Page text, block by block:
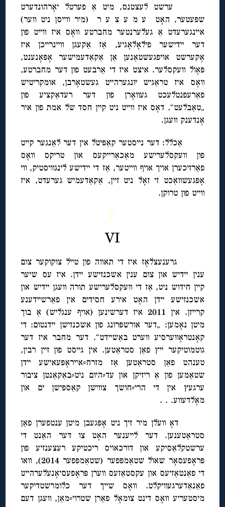
ערשט לעצטנס, מיט אַ פערטל יאָרהונדערט
שפּעטער, האָט ע מ ע צ ע ר (מיר ווייסן ניט ווער)
איינגערעדט אַ געלערנטער מחברטע וואָס איז ווייט פון
דער יידישער פילאָלאָגיע, אַז אַקעגן וויינרייכן איז
אָקערשט אויפגעשטאַנען אַן אַקאַדעמישער אָפּאָנענט,
פּאָול וועקסלער. איצט איז די אַרבעט פון דער מחברטע,
וואָס איז טראַגיש יונגערהייט געשטאָרבן, אומקריטיש
פאַרעפנטלעכט געוואָרן פון דער רעדאַקציע פון
„טאַבלעט“. דאָס איז ווייט ניט קיין חסד של אמת פון איר
אָנדענק וועגן.
אַכלל: דער נייסטער קאַפּיטל אין דער לאַנגער קייט
פון וועקסלערישע מאַכאַרייקעס און טריקס וואָס
פאַרזיכערן אויך אויף ווייטער, אַז די יידישע לינגוויסטיק, ווי
אָפּגעשוואַכט זי זאָל ניט זיין, אַקאַדעמיש גערעדט, איז
ווייט פון טרוקן.
◊
VI
גרענעצלאָז איז די תאווה פון טייל צוקוקער צום
ענין יידיש און צום ענין אשכנזישע יידן. איז עס שיער
קיין חידוש ניט, אַז די וועקסלערישע תורה וועגן יידיש און
אשכנזישע יידן האָט אירע חסידים אין פאַרשיידענע
קרייזן. אין 2011 איז דערשינען (אויף ענגליש) אַ בוך
מיטן נאָמען: „דער אורשפּרונג פון אשכנזישן יידנטום: די
קאָנטראָווערסיע ווערט באַשיידט“. דער מחבר איז דער
גוטמוטיקער ייץ פאַן סטראַטען. אין גייסט פון זיין רבין,
טענהט פאַן סטראַטען אַז מזרח⸗אייראָפּעאישע יידן
שטאַמען פון אַ ריזיקן און עד⸗היום ניט⸗באַקאַנטן ציבור
ערגעץ אין די הרי⸗חושך צווישן קאַספּישן ים און
מאָלדעווע. . .
דאָ וועלן מיר זיך ניט אָפּגעבן מיטן ענטפערן פאַן
סטראַטענען. דער לייענער האָט צו דער האַנט די
ערשטקלאַסיקע און דורכאויס ריכטיקע רעצענזיע פון
פּראָפעסאָר שאול שטאַמפּפער (שטאַמפּפער 2014), וואו
די פאַנטאַזיעס און עקסטאַזעס ווערן פּראָפעסיאָנעלערהייט
פאַנאַדערגעוויקלט. וואָס שייך דער כלומרשטדיקער
מיסטעריע וואָס דינט צומאָל פאַרן שטרוי⸗מאַן, וועגן דעם